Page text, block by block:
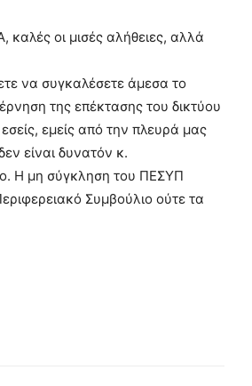
καλές οι μισές αλήθειες, αλλά
να συγκαλέσετε άμεσα το
της επέκτασης του δικτύου
εμείς από την πλευρά μας
είναι δυνατόν κ.
Η μη σύγκληση του ΠΕΣΥΠ
Συμβούλιο ούτε τα